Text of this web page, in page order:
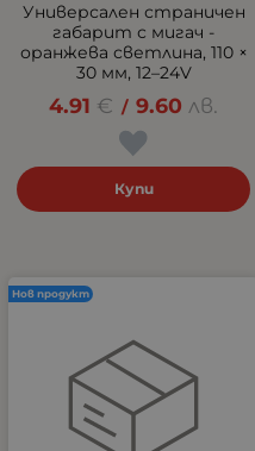
Универсален страничен
габарит с мигач -
оранжева светлина, 110 ×
30 мм, 12–24V
4.91 € / 9.60 лв.
Купи
Нов продукт